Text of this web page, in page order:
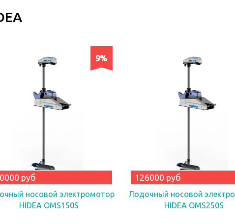
9%
руб
носовой электромотор
HIDEA OMS150S
126000 руб
Лодочный носовой
HIDEA OMS250S